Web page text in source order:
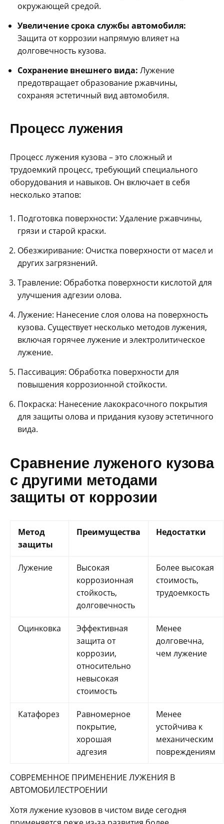
окружающей средой.
Увеличение срока службы автомобиля:
Защита от коррозии напрямую влияет на
долговечность кузова.
Сохранение внешнего вида: Лужение
предотвращает образование ржавчины,
сохраняя эстетичный вид автомобиля.
Процесс лужения
Процесс лужения кузова – это сложный и
трудоемкий процесс, требующий специального
оборудования и навыков. Он включает в себя
несколько этапов:
Подготовка поверхности: Удаление ржавчины,
грязи и старой краски.
Обезжиривание: Очистка поверхности от масел и
других загрязнений.
Травление: Обработка поверхности кислотой для
улучшения адгезии олова.
Лужение: Нанесение слоя олова на поверхность
кузова. Существует несколько методов лужения,
включая горячее лужение и электролитическое
лужение.
Пассивация: Обработка поверхности для
повышения коррозионной стойкости.
Покраска: Нанесение лакокрасочного покрытия
для защиты олова и придания кузову эстетичного
вида.
Сравнение луженого кузова
с другими методами
защиты от коррозии
Метод
защиты
Преимущества Недостатки
Лужение
Высокая
коррозионная
стойкость,
долговечность
Более высокая
стоимость,
трудоемкость
Оцинковка
Эффективная
защита от
коррозии,
относительно
невысокая
стоимость
Менее
долговечна,
чем лужение
Катафорез
Равномерное
покрытие,
хорошая
адгезия
Менее
устойчива к
механическим
повреждениям
СОВРЕМЕННОЕ ПРИМЕНЕНИЕ ЛУЖЕНИЯ В
АВТОМОБИЛЕСТРОЕНИИ
Хотя лужение кузовов в чистом виде сегодня